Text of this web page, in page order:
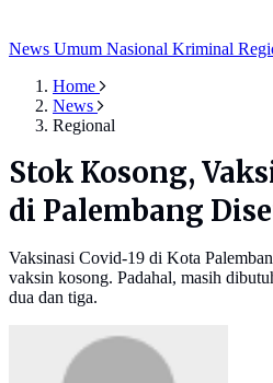
News Umum Nasional Kriminal
Home
News
Regional
Stok Kosong,
di Palembang
Vaksinasi Covid-19 di Kota
vaksin kosong. Padahal, masih
dua dan tiga.